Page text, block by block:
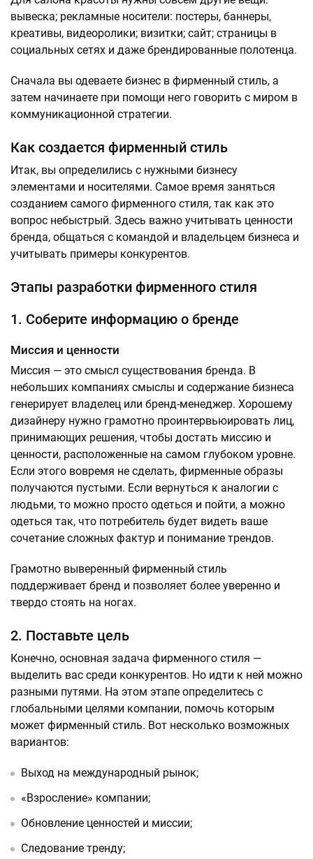
вывеска; рекламные носители: постеры, баннеры,
креативы, видеоролики; визитки; сайт; страницы в
социальных сетях и даже брендированные полотенца.
Сначала вы одеваете бизнес в фирменный стиль, а
затем начинаете при помощи него говорить с миром в
коммуникационной стратегии.
Как создается фирменный стиль
Итак, вы определились с нужными бизнесу
элементами и носителями. Самое время заняться
созданием самого фирменного стиля, так как это
вопрос небыстрый. Здесь важно учитывать ценности
бренда, общаться с командой и владельцем бизнеса и
учитывать примеры конкурентов.
Этапы разработки фирменного стиля
1. Соберите информацию о бренде
Миссия и ценности
Миссия — это смысл существования бренда. В
небольших компаниях смыслы и содержание бизнеса
генерирует владелец или бренд-менеджер. Хорошему
дизайнеру нужно грамотно проинтервьюировать лиц,
принимающих решения, чтобы достать миссию и
ценности, расположенные на самом глубоком уровне.
Если этого вовремя не сделать, фирменные образы
получаются пустыми. Если вернуться к аналогии с
людьми, то можно просто одеться и пойти, а можно
одеться так, что потребитель будет видеть ваше
сочетание сложных фактур и понимание трендов.
Грамотно выверенный фирменный стиль
поддерживает бренд и позволяет более уверенно и
твердо стоять на ногах.
2. Поставьте цель
Конечно, основная задача фирменного стиля —
выделить вас среди конкурентов. Но идти к ней можно
разными путями. На этом этапе определитесь с
глобальными целями компании, помочь которым
может фирменный стиль. Вот несколько возможных
вариантов:
Выход на международный рынок;
«Взросление» компании;
Обновление ценностей и миссии;
Следование тренду;